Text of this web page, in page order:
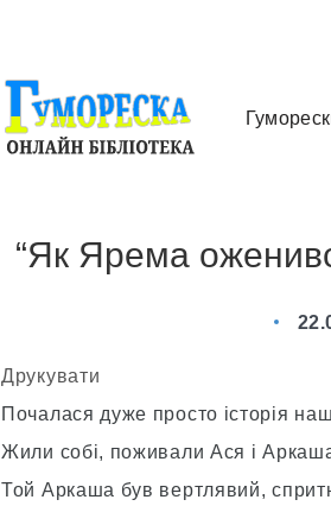
“Як Ярема
Друкувати
Почалася дуже просто історія
Жили собі, поживали Ася і
Той Аркаша був вертлявий,